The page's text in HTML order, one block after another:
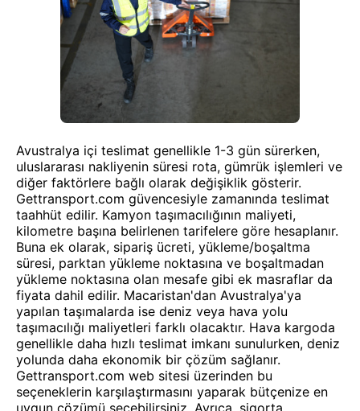
Avustralya içi teslimat genellikle 1-3 gün sürerken,
uluslararası nakliyenin süresi rota, gümrük işlemleri ve
diğer faktörlere bağlı olarak değişiklik gösterir.
Gettransport.com güvencesiyle zamanında teslimat
taahhüt edilir. Kamyon taşımacılığının maliyeti,
kilometre başına belirlenen tarifelere göre hesaplanır.
Buna ek olarak, sipariş ücreti, yükleme/boşaltma
süresi, parktan yükleme noktasına ve boşaltmadan
yükleme noktasına olan mesafe gibi ek masraflar da
fiyata dahil edilir. Macaristan'dan Avustralya'ya
yapılan taşımalarda ise deniz veya hava yolu
taşımacılığı maliyetleri farklı olacaktır. Hava kargoda
genellikle daha hızlı teslimat imkanı sunulurken, deniz
yolunda daha ekonomik bir çözüm sağlanır.
Gettransport.com web sitesi üzerinden bu
seçeneklerin karşılaştırmasını yaparak bütçenize en
uygun çözümü seçebilirsiniz. Ayrıca, sigorta